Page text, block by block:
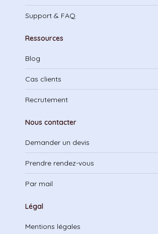
Support & FAQ
Ressources
Blog
Cas clients
Recrutement
Nous contacter
Demander un devis
Prendre rendez-vous
Par mail
Légal
Mentions légales